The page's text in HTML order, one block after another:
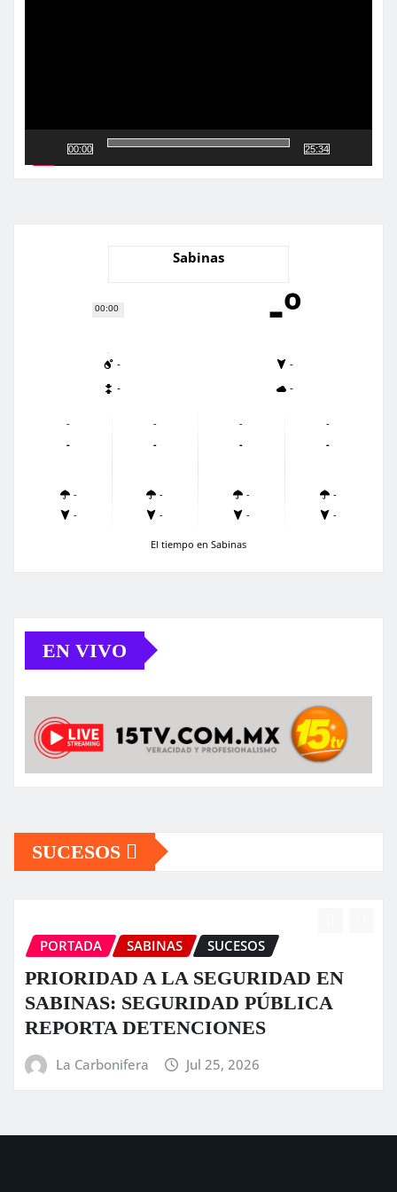
00:00
00:00
25:34
Sabinas
-º
-
-
-
-
-
-
-
-
-
-
-
-
-
-
-
-
-
-
-
-
El tiempo en Sabinas
EN VIVO
SUCESOS
EN
PORTADA SABINAS
Fuerte tromba causa daños en
sectores de Sabinas
La Carbonifera